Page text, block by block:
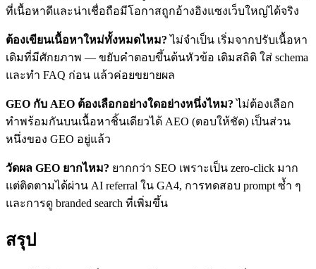
ที่เนื้อหาดีและน่าเชื่อถือมีโอกาสถูกอ้างอิงแซงเว็บใหญ่ได้จริง
ต้องเขียนเนื้อหาใหม่ทั้งหมดไหม? ไม่จำเป็น เริ่มจากปรับเนื้อหา
เดิมที่มีศักยภาพ — ขยับคำตอบขึ้นต้นหัวข้อ เติมสถิติ ใส่ schema
และทำ FAQ ก่อน แล้วค่อยขยายผล
GEO กับ AEO ต้องเลือกอย่างใดอย่างหนึ่งไหม? ไม่ต้องเลือก
ทำพร้อมกันบนเนื้อหาชิ้นเดียวได้ AEO (ตอบให้ชัด) เป็นส่วน
หนึ่งของ GEO อยู่แล้ว
วัดผล GEO ยากไหม? ยากกว่า SEO เพราะเป็น zero-click มาก
แต่ติดตามได้ผ่าน AI referral ใน GA4, การทดสอบ prompt ซ้ำ ๆ
และการดู branded search ที่เพิ่มขึ้น
สรุป